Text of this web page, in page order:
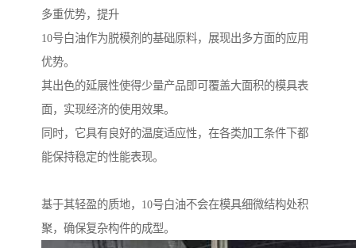
多重优势，提升
10号白油作为脱模剂的基础原料，展现出多方面的应用
优势。
其出色的延展性使得少量产品即可覆盖大面积的模具表
面，实现经济的使用效果。
同时，它具有良好的温度适应性，在各类加工条件下都
能保持稳定的性能表现。
基于其轻盈的质地，10号白油不会在模具细微结构处积
聚，确保复杂构件的成型。